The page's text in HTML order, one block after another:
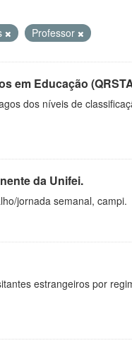
Professor
em Educação
dos níveis de
da Unifei.
jornada semanal, campi.
estrangeiros por